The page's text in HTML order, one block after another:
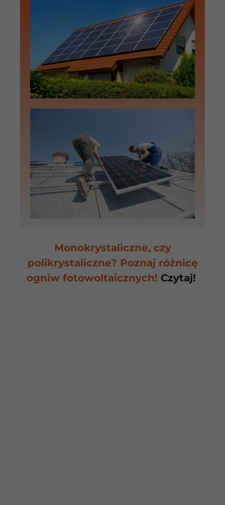
Monokrystaliczne, czy
polikrystaliczne? Poznaj różnicę
ogniw fotowoltaicznych! Czytaj!